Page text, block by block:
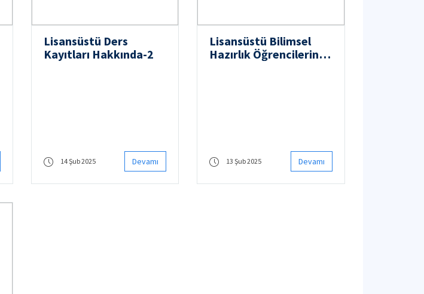
Lisansüstü Ders
Kayıtları Hakkında-2
14 Şub 2025 Devamı
Lisansüstü Bilimsel
Hazırlık Öğrencilerinin
13 Şub 2025 Devamı